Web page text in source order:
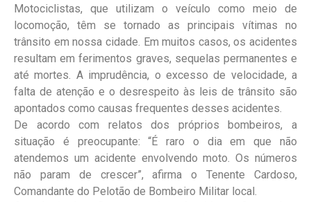
Motociclistas, que utilizam o veículo como meio de
locomoção, têm se tornado as principais vítimas no
trânsito em nossa cidade. Em muitos casos, os acidentes
resultam em ferimentos graves, sequelas permanentes e
até mortes. A imprudência, o excesso de velocidade, a
falta de atenção e o desrespeito às leis de trânsito são
apontados como causas frequentes desses acidentes.
De acordo com relatos dos próprios bombeiros, a
situação é preocupante: “É raro o dia em que não
atendemos um acidente envolvendo moto. Os números
não param de crescer”, afirma o Tenente Cardoso,
Comandante do Pelotão de Bombeiro Militar local.